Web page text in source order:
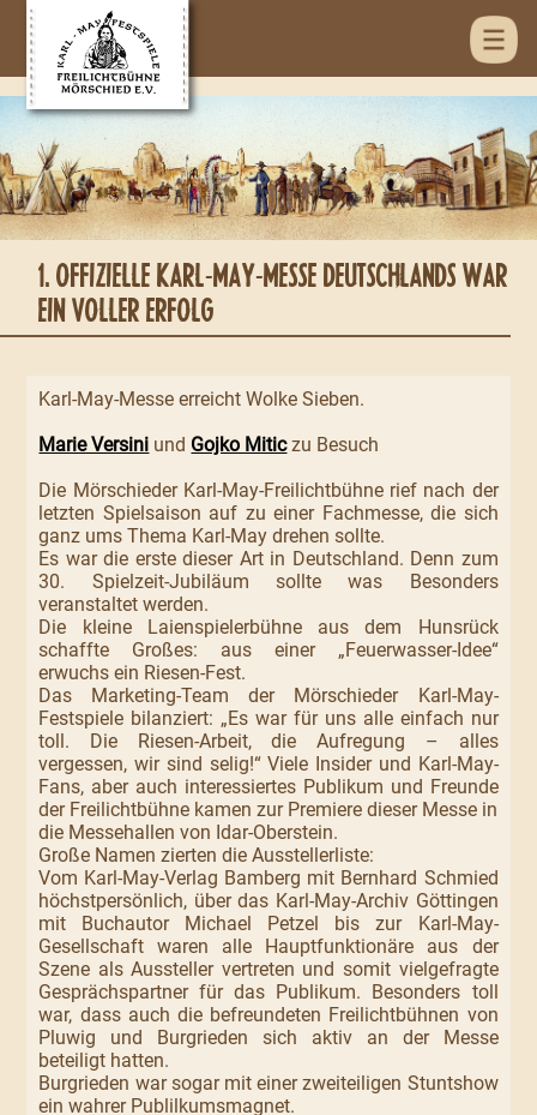
1. OFFIZIELLE KARL-MAY-MESSE DEUTSCHLANDS WAR
EIN VOLLER ERFOLG
Karl-May-Messe erreicht Wolke Sieben.
Marie Versini und Gojko Miticzu Besuch
Die Mörschieder Karl-May-Freilichtbühne rief nach der
letzten Spielsaison auf zu einer Fachmesse, die sich
ganz ums Thema Karl-May drehen sollte.
Es war die erste dieser Art in Deutschland. Denn zum
30. Spielzeit-Jubiläum sollte was Besonders
veranstaltet werden.
Die kleine Laienspielerbühne aus dem Hunsrück
schaffte Großes: aus einer „Feuerwasser-Idee“
erwuchs ein Riesen-Fest.
Das Marketing-Team der Mörschieder Karl-May-
Festspiele bilanziert: „Es war für uns alle einfach nur
toll. Die Riesen-Arbeit, die Aufregung – alles
vergessen, wir sind selig!“ Viele Insider und Karl-May-
Fans, aber auch interessiertes Publikum und Freunde
der Freilichtbühne kamen zur Premiere dieser Messe in
die Messehallen von Idar-Oberstein.
Große Namen zierten die Ausstellerliste:
Vom Karl-May-Verlag Bamberg mit Bernhard Schmied
höchstpersönlich, über das Karl-May-Archiv Göttingen
mit Buchautor Michael Petzel bis zur Karl-May-
Gesellschaft waren alle Hauptfunktionäre aus der
Szene als Aussteller vertreten und somit vielgefragte
Gesprächspartner für das Publikum. Besonders toll
war, dass auch die befreundeten Freilichtbühnen von
Pluwig und Burgrieden sich aktiv an der Messe
beteiligt hatten.
Burgrieden war sogar mit einer zweiteiligen Stuntshow
ein wahrer Publilkumsmagnet.